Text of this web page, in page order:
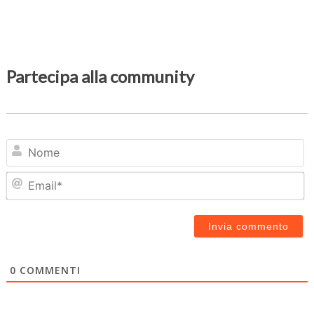
Partecipa alla community
0 COMMENTI